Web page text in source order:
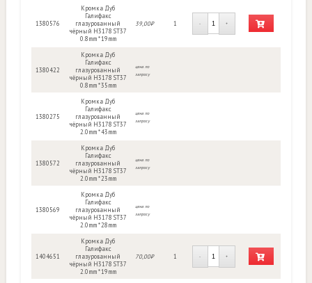
1380576
Кромка Дуб
Галифакс
глазурованный
чёрный H3178 ST37
0.8mm * 19mm
39,00₽ 1 - +
1380422
Кромка Дуб
Галифакс
глазурованный
чёрный H3178 ST37
0.8mm * 35mm
цена по
запросу
1380275
Кромка Дуб
Галифакс
глазурованный
чёрный H3178 ST37
2.0mm * 43mm
цена по
запросу
1380572
Кромка Дуб
Галифакс
глазурованный
чёрный H3178 ST37
2.0mm * 23mm
цена по
запросу
1380569
Кромка Дуб
Галифакс
глазурованный
чёрный H3178 ST37
2.0mm * 28mm
цена по
запросу
1404651
Кромка Дуб
Галифакс
глазурованный
чёрный H3178 ST37
2.0mm * 19mm
70,00₽ 1 - +